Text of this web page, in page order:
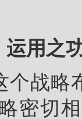
运用之
个战略
密切